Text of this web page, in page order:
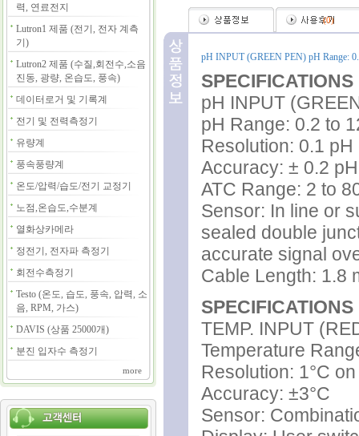
력, 연료전지
Lutron1 제품 (전기, 전자 계측
기)
Lutron2 제품 (수질,회전수,소음
진동, 광량, 온습도, 풍속)
데이터로거 및 기록계
전기 및 전력측정기
유량계
풍속풍량계
온도/압력/습도/전기 교정기
노점,온습도,수분계
열화상카메라
정전기, 전자파 측정기
회전수측정기
Testo (온도, 습도, 풍속, 압력, 소
음, RPM, 가스)
DAVIS (상품 25000개)
분진 입자수 측정기
more
(0)
pH INPUT (GREEN PEN) pH Range:
SPECIFICATIONS
pH INPUT
pH Range: 0.2 to
Resolution: 0.1
Accuracy: ± 0.2 pH
ATC Range: 2 to
Sensor: In line or
sealed double
accurate signal
Cable Length: 1.8
SPECIFICATIONS
TEMP. INPUT
Temperature
Resolution: 1°C
Accuracy: ±3°C
Sensor: